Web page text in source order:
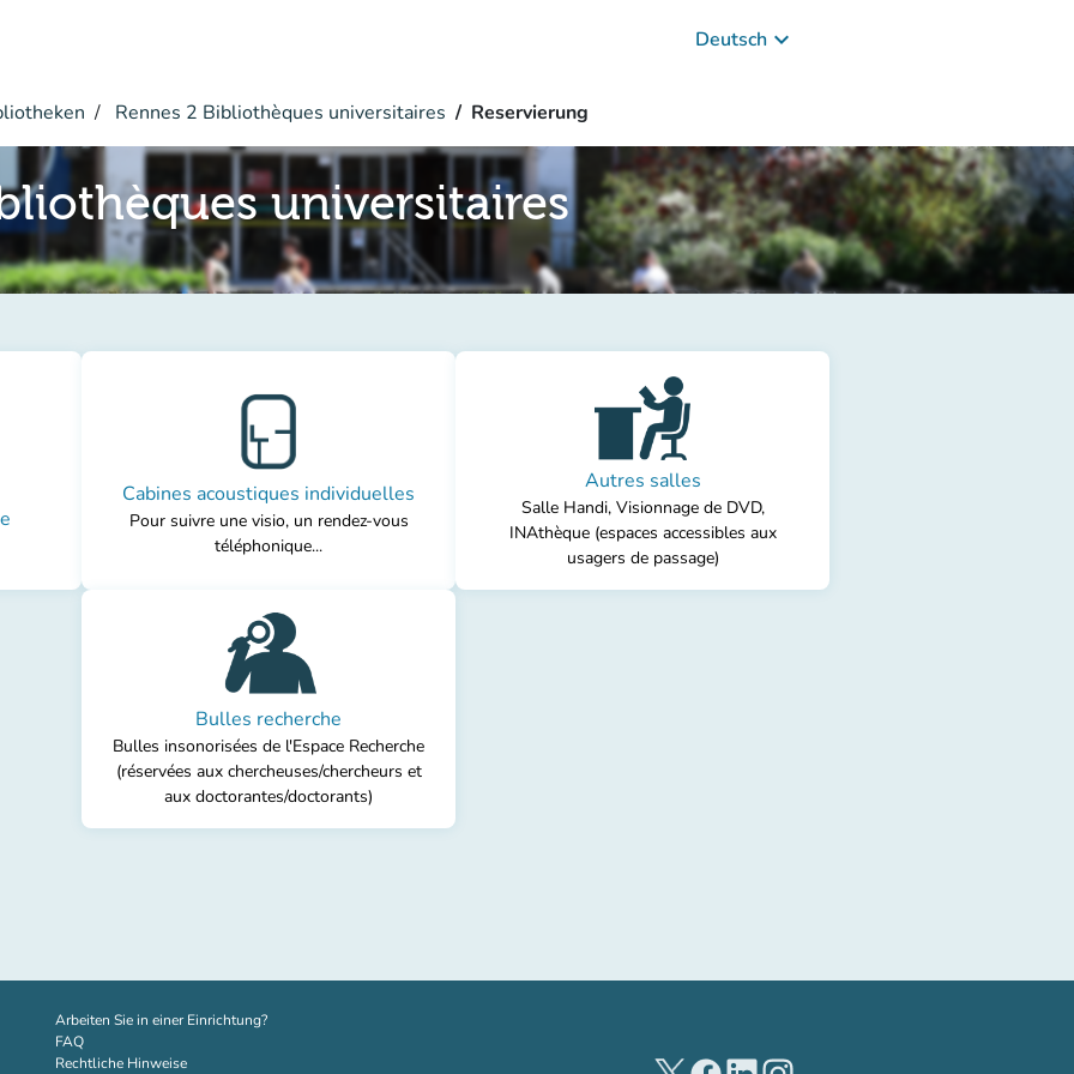
Deutsch keyboard_arrow_down
Rennes 2 Bibliothèques universitaires Reservierung
universitaires
Cabines acoustiques individuelles
Pour suivre une visio, un rendez-vous
téléphonique...
Autres salles
Salle Handi, Visionnage de DVD,
INAthèque (espaces accessibles aux
usagers de passage)
Bulles recherche
Bulles insonorisées de l'Espace Recherche
(réservées aux chercheuses/chercheurs et
aux doctorantes/doctorants)
Arbeiten Sie in einer Einrichtung?(new tab)
FAQ
Rechtliche Hinweise
(new tab)(new tab)(new tab)